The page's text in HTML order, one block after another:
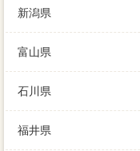
新潟県
富山県
石川県
福井県